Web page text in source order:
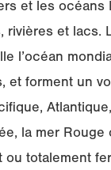
et les océans
rivières et lacs.
l’océan
et forment un
la mer
ou totalement